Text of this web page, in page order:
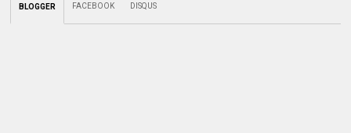
BLOGGER FACEBOOK DISQUS